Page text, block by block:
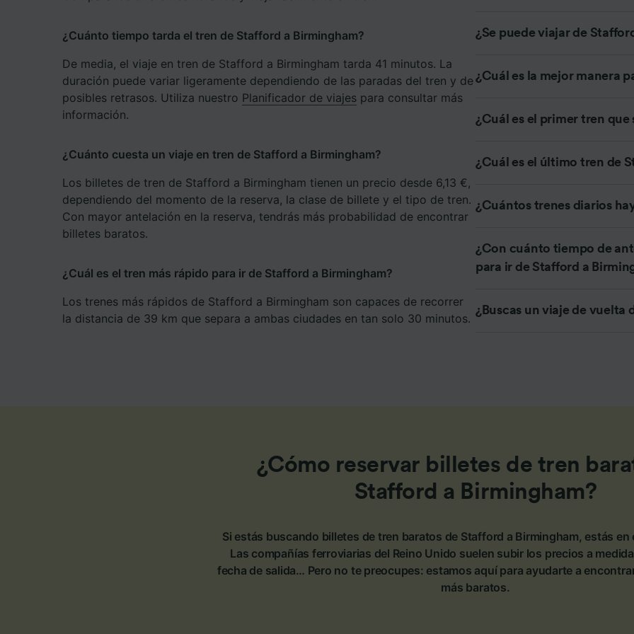
¿Cuánto tiempo tarda el tren de Stafford a Birmingham?
De media, el viaje en tren de Stafford a Birmingham tarda 41 minutos. La
duración puede variar ligeramente dependiendo de las paradas del tren y de
posibles retrasos. Utiliza nuestro Planificador de viajes para consultar más
información.
¿Cuánto cuesta un viaje en tren de Stafford a Birmingham?
Los billetes de tren de Stafford a Birmingham tienen un precio desde 6,13 €,
dependiendo del momento de la reserva, la clase de billete y el tipo de tren.
Con mayor antelación en la reserva, tendrás más probabilidad de encontrar
billetes baratos.
¿Cuál es el tren más rápido para ir de Stafford a Birmingham?
Los trenes más rápidos de Stafford a Birmingham son capaces de recorrer
la distancia de 39 km que separa a ambas ciudades en tan solo 30 minutos.
¿Se puede viajar de
¿Cuál es la mejor manera
¿Cuál es el primer tren
¿Cuál es el último tren de
¿Cuántos trenes diarios
¿Con cuánto tiempo de
para ir de Stafford a
¿Buscas un viaje de vuelta
¿Cómo reservar billetes de tren
Stafford a Birmingham?
Si estás buscando billetes de tren baratos de Stafford a Birmingham, estás en
Las compañías ferroviarias del Reino Unido suelen subir los precios a
fecha de salida… Pero no te preocupes: estamos aquí para ayudarte a
más baratos.